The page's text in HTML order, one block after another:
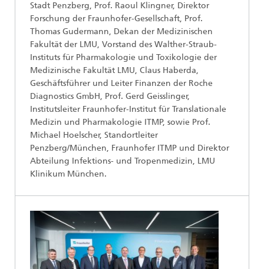
Stadt Penzberg, Prof. Raoul Klingner, Direktor
Forschung der Fraunhofer-Gesellschaft, Prof.
Thomas Gudermann, Dekan der Medizinischen
Fakultät der LMU, Vorstand des Walther-Straub-
Instituts für Pharmakologie und Toxikologie der
Medizinische Fakultät LMU, Claus Haberda,
Geschäftsführer und Leiter Finanzen der Roche
Diagnostics GmbH, Prof. Gerd Geisslinger,
Institutsleiter Fraunhofer-Institut für Translationale
Medizin und Pharmakologie ITMP, sowie Prof.
Michael Hoelscher, Standortleiter
Penzberg/München, Fraunhofer ITMP und Direktor
Abteilung Infektions- und Tropenmedizin, LMU
Klinikum München.